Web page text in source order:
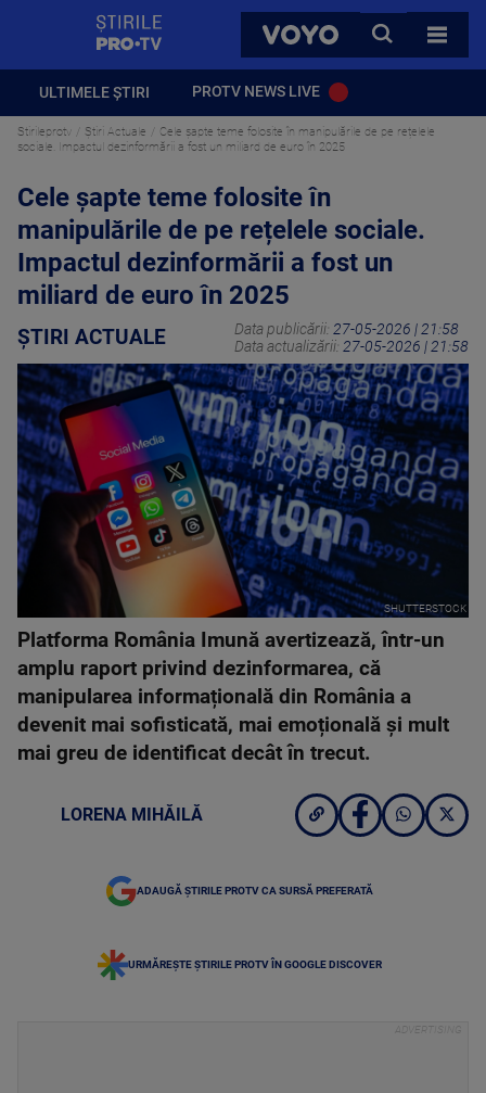
VOYO
CAUTA
TOATE
ULTIMELE ȘTIRI PROTV NEWS LIVE
Stirileprotv Știri Actuale
Cele șapte teme folosite în manipulările de pe rețelele
sociale. Impactul dezinformării a fost un miliard de euro în 2025
Cele șapte teme folosite în
manipulările de pe rețelele sociale.
Impactul dezinformării a fost un
miliard de euro în 2025
ȘTIRI ACTUALE Data publicării: 27-05-2026 | 21:58
Data actualizării: 27-05-2026 | 21:58
SHUTTERSTOCK
Platforma România Imună avertizează, într-un
amplu raport privind dezinformarea, că
manipularea informațională din România a
devenit mai sofisticată, mai emoțională și mult
mai greu de identificat decât în trecut.
LORENA MIHĂILĂ
ADAUGĂ ȘTIRILE PROTV CA SURSĂ PREFERATĂ
URMĂREȘTE ȘTIRILE PROTV ÎN GOOGLE DISCOVER